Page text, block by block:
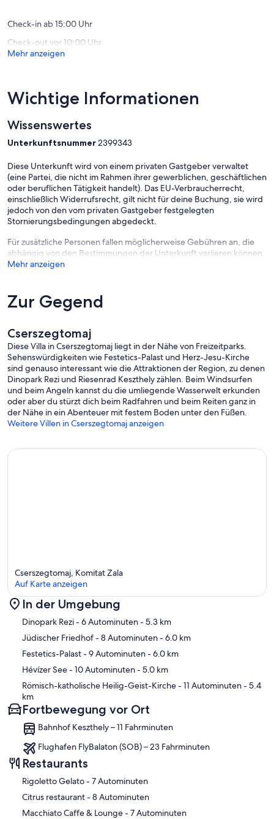
Check-in ab 15:00 Uhr
Check-out vor 10:00 Uhr
Mehr anzeigen
Wichtige Informationen
Wissenswertes
Unterkunftsnummer2399343
Diese Unterkunft wird von einem privaten Gastgeber verwaltet
(eine Partei, die nicht im Rahmen ihrer gewerblichen, geschäftlichen
oder beruflichen Tätigkeit handelt). Das EU-Verbraucherrecht,
einschließlich Widerrufsrecht, gilt nicht für deine Buchung, sie wird
jedoch von den vom privaten Gastgeber festgelegten
Stornierungsbedingungen abgedeckt.
Für zusätzliche Personen fallen möglicherweise Gebühren an, die
abhängig von den Bestimmungen der Unterkunft variieren können.
Mehr anzeigen
Zur Gegend
Cserszegtomaj
Diese Villa in Cserszegtomaj liegt in der Nähe von Freizeitparks.
Sehenswürdigkeiten wie Festetics-Palast und Herz-Jesu-Kirche
sind genauso interessant wie die Attraktionen der Region, zu denen
Dinopark Rezi und Riesenrad Keszthely zählen. Beim Windsurfen
und beim Angeln kannst du die umliegende Wasserwelt erkunden
oder aber du stürzt dich beim Radfahren und beim Reiten ganz in
der Nähe in ein Abenteuer mit festem Boden unter den Füßen.
Weitere Villen in Cserszegtomaj anzeigen
Karte
Cserszegtomaj, Komitat Zala
Auf Karte anzeigen
In der Umgebung
Dinopark Rezi- 6 Autominuten- 5.3 km
Jüdischer Friedhof- 8 Autominuten- 6.0 km
Festetics-Palast- 9 Autominuten- 6.0 km
Hévízer See- 10 Autominuten- 5.0 km
Römisch-katholische Heilig-Geist-Kirche- 11 Autominuten- 5.4
km
Fortbewegung vor Ort
Bahnhof Keszthely – 11 Fahrminuten
Flughafen FlyBalaton (SOB) – 23 Fahrminuten
Restaurants
‪Rigoletto Gelato - ‬7 Autominuten
‪Citrus restaurant - ‬8 Autominuten
‪Macchiato Caffe & Lounge - ‬7 Autominuten